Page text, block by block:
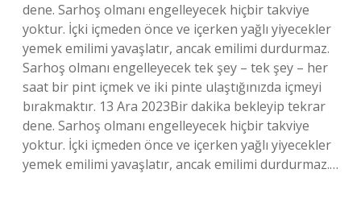
dene. Sarhoş olmanı engelleyecek hiçbir takviye
yoktur. İçki içmeden önce ve içerken yağlı yiyecekler
yemek emilimi yavaşlatır, ancak emilimi durdurmaz.
Sarhoş olmanı engelleyecek tek şey – tek şey – her
saat bir pint içmek ve iki pinte ulaştığınızda içmeyi
bırakmaktır. 13 Ara 2023Bir dakika bekleyip tekrar
dene. Sarhoş olmanı engelleyecek hiçbir takviye
yoktur. İçki içmeden önce ve içerken yağlı yiyecekler
yemek emilimi yavaşlatır, ancak emilimi durdurmaz.…